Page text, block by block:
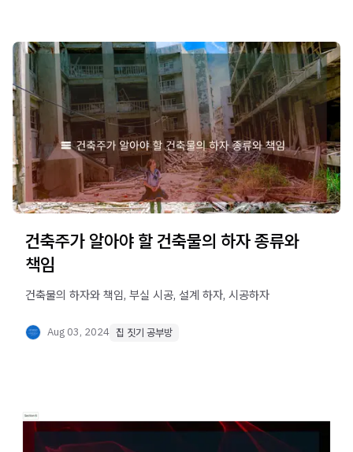
건축주가 알아야 할 건축물의 하자 종류와
책임
건축물의 하자와 책임, 부실 시공, 설계 하자, 시공하자
Aug 03, 2024 집 짓기 공부방